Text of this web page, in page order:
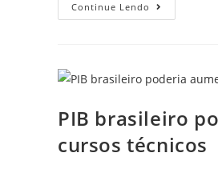
Continue Lendo
PIB brasileiro
cursos técnicos